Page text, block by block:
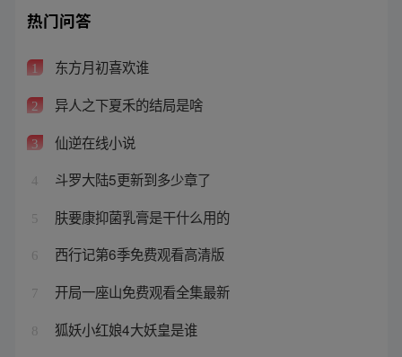
热门问答
1 东方月初喜欢谁
2 异人之下夏禾的结局是啥
3 仙逆在线小说
4 斗罗大陆5更新到多少章了
5 肤要康抑菌乳膏是干什么用的
6 西行记第6季免费观看高清版
7 开局一座山免费观看全集最新
8 狐妖小红娘4大妖皇是谁